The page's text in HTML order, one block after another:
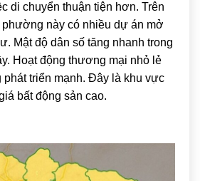
di chuyển thuận tiện hơn. Trên
phường này có nhiều dự án mở
Mật độ dân số tăng nhanh trong
Hoạt động thương mại nhỏ lẻ
phát triển mạnh. Đây là khu vực
bất động sản cao.